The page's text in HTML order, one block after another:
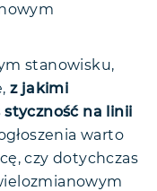
stanowisku,
z jakimi
styczność na linii
warto
czy dotychczas